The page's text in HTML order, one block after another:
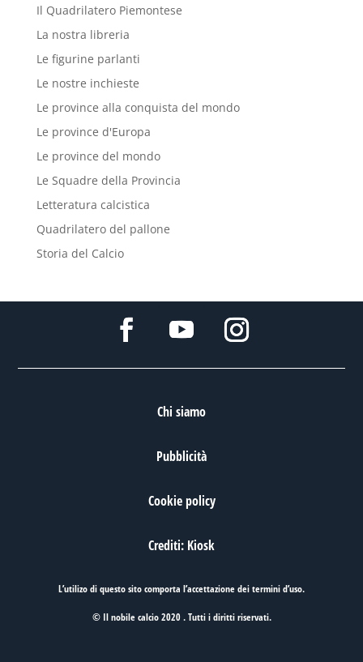
Il Quadrilatero Piemontese
La nostra libreria
Le figurine parlanti
Le nostre inchieste
Le province alla conquista del mondo
Le province d'Europa
Le province del mondo
Le Squadre della Provincia
Letteratura calcistica
Quadrilatero del pallone
Storia del Calcio
Chi siamo
Pubblicità
Cookie policy
Crediti: Kiosk
L’utilizo di questo sito comporta l’accettazione deitermini d’uso.
© Il nobile calcio 2020 . Tutti i diritti riservati.